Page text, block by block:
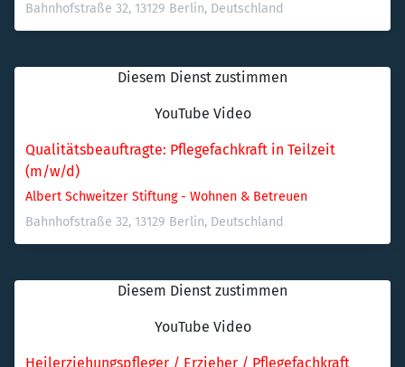
Bahnhofstraße 32, 13129 Berlin, Deutschland
Diesem Dienst zustimmen
YouTube Video
Qualitätsbeauftragte: Pflegefachkraft in Teilzeit
(m/w/d)
Albert Schweitzer Stiftung - Wohnen & Betreuen
Bahnhofstraße 32, 13129 Berlin, Deutschland
Diesem Dienst zustimmen
YouTube Video
Heilerziehungspfleger / Erzieher / Pflegefachkraft